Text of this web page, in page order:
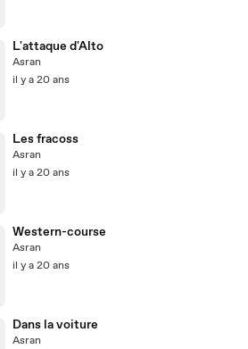
L'attaque d'Alto
Asran
il y a 20 ans
Les fracoss
Asran
il y a 20 ans
Western-course
Asran
il y a 20 ans
Dans la voiture
Asran